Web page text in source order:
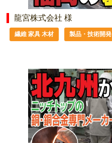
龍宮株式会社 様
繊維 家具 木材 製品・技術開発